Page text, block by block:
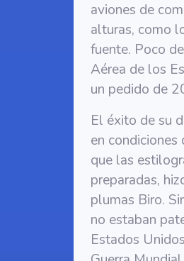
aviones de
alturas, como
fuente. Poco
Aérea de los
un pedido de
El éxito de su
en condiciones
que las
preparadas,
plumas Biro.
no estaban
Estados